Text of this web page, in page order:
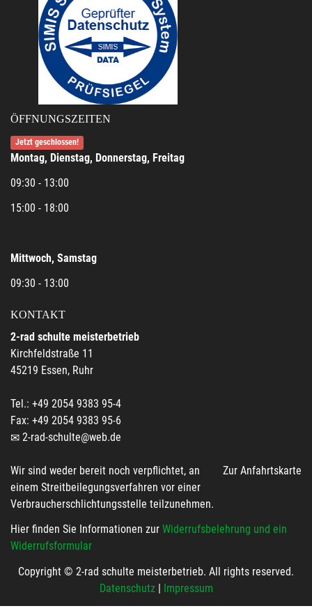
ÖFFNUNGSZEITEN
Jetzt geschlossen!
Montag, Dienstag, Donnerstag, Freitag
09:30 - 13:00
15:00 - 18:00
Mittwoch, Samstag
09:30 - 13:00
KONTAKT
2-rad schulte meisterbetrieb
Kirchfeldstraße 11
45219 Essen, Ruhr
Tel.: +49 2054 9383 95-4
Fax: +49 2054 9383 95-6
2-rad-schulte@web.de
Zur Anfahrtskarte
Wir sind weder bereit noch verpflichtet, an
einem Streitbeilegungsverfahren vor einer
Verbraucherschlichtungsstelle teilzunehmen.
Hier finden Sie Informationen zur Widerrufsbelehrung und ein
Widerrufsformular
Copyright © 2-rad schulte meisterbetrieb. All rights reserved.
Datenschutz| Impressum